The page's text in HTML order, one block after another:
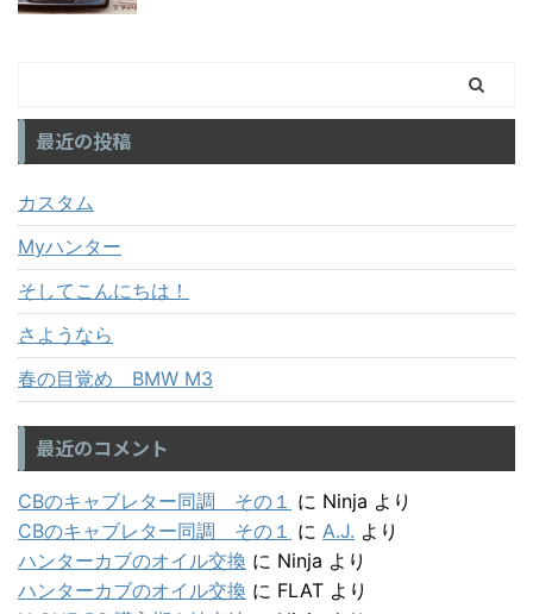
最近の投稿
カスタム
Myハンター
そしてこんにちは！
さようなら
春の目覚め BMW M3
最近のコメント
CBのキャブレター同調 その１ に Ninja より
CBのキャブレター同調 その１ に A.J. より
ハンターカブのオイル交換 に Ninja より
ハンターカブのオイル交換 に FLAT より